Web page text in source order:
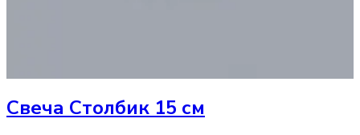
Свеча Столбик 15 см